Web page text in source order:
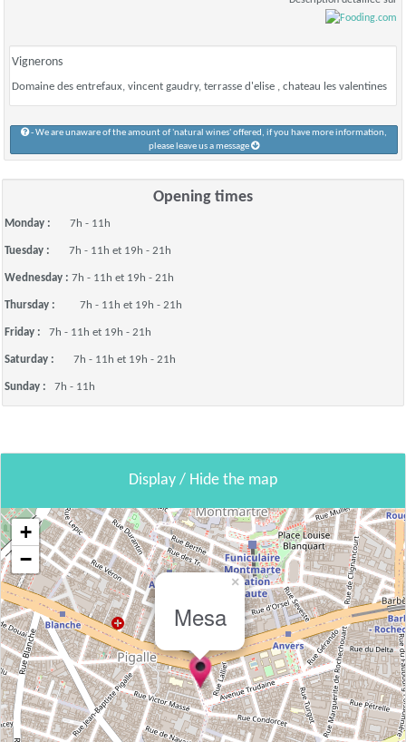
Vignerons
Domaine des entrefaux, vincent gaudry, terrasse d'elise , chateau les valentines
- We are unaware of the amount of 'natural wines' offered, if you have more information,
please leave us a message
Opening times
Monday : 7h - 11h
Tuesday : 7h - 11h et 19h - 21h
Wednesday : 7h - 11h et 19h - 21h
Thursday : 7h - 11h et 19h - 21h
Friday : 7h - 11h et 19h - 21h
Saturday : 7h - 11h et 19h - 21h
Sunday : 7h - 11h
Display / Hide the map
Mesa
×
+
−